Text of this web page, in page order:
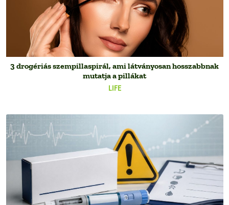
LIFE
3 drogériás szempillaspirál, ami látványosan hosszabbnak
mutatja a pillákat